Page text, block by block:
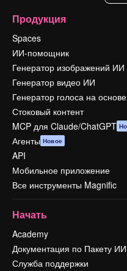
Продукция
Spaces
ИИ-помощник
Генератор изображений ИИ
Генератор видео ИИ
Генератор голоса на
Стоковый контент
MCP для Claude/ChatGPT
Агенты Новое
API
Мобильное приложение
Все инструменты Magnific
Начать
Academy
Документация по Пакету ИИ
Служба поддержки